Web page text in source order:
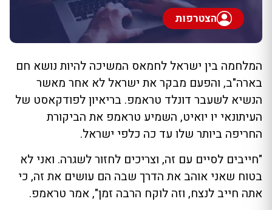
הצטרפות
המלחמה בין ישראל לחמאס המשיכה להיות נושא חם
בארה"ב, והפעם מבקר את ישראל לא אחר מאשר
הנשיא לשעבר דונלד טראמפ. בריאיון לפודקאסט של
העיתונאי יו יואיט, השמיע טראמפ את הביקורת
החריפה ביותר שלו עד כה כלפי ישראל.
"חייבים לסיים עם זה, וצריכים לחזור לשגרה. ואני לא
בטוח שאני אוהב את הדרך שבה הם עושים את זה, כי
אתה חייב לנצח, וזה לוקח הרבה זמן", אמר טראמפ.